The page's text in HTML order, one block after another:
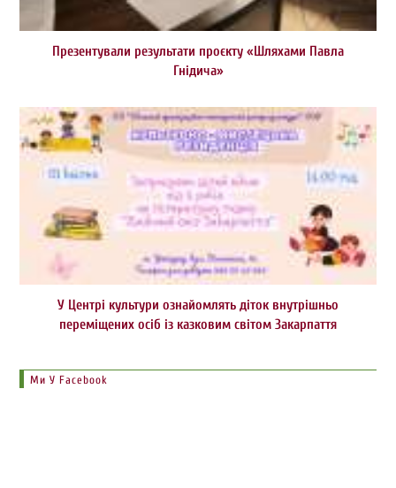
Презентували результати проєкту «Шляхами Павла
Гнідича»
У Центрі культури ознайомлять діток внутрішньо
переміщених осіб із казковим світом Закарпаття
Ми У Facebook